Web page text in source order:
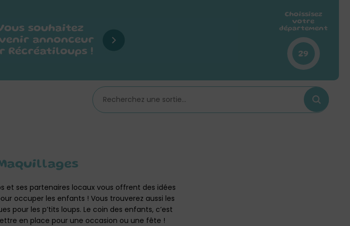
Choissisez
votre
département
29
et ses partenaires locaux vous offrent des idées
occuper les enfants ! Vous trouverez aussi les
pour les p’tits loups. Le coin des enfants, c’est
en place pour une occasion ou une fête !